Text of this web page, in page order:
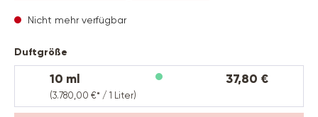
Nicht mehr verfügbar
Duftgröße
10 ml
(3.780,00 €* / 1 Liter)
37,80 €